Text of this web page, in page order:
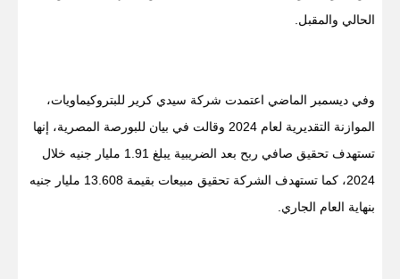
الحالي والمقبل.
وفي ديسمبر الماضي اعتمدت شركة سيدي كرير للبتروكيماويات،
الموازنة التقديرية لعام 2024 وقالت في بيان للبورصة المصرية، إنها
تستهدف تحقيق صافي ربح بعد الضريبية يبلغ 1.91 مليار جنيه خلال
2024، كما تستهدف الشركة تحقيق مبيعات بقيمة 13.608 مليار جنيه
بنهاية العام الجاري.